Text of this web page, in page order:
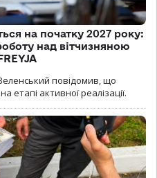
на початку 2027 року:
над вітчизняною
повідомив, що
етапі активної реалізації.